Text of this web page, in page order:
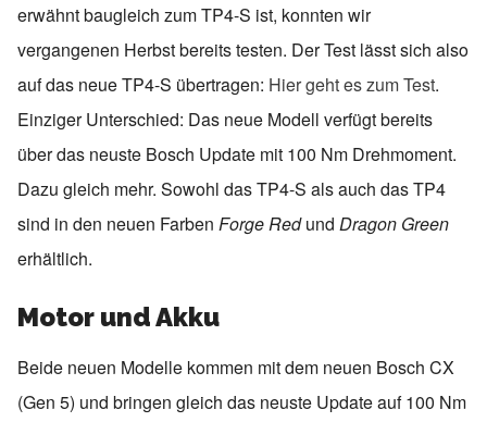
erwähnt baugleich zum TP4-S ist, konnten wir
vergangenen Herbst bereits testen. Der Test lässt sich also
auf das neue TP4-S übertragen: Hier geht es zum Test.
Einziger Unterschied: Das neue Modell verfügt bereits
über das neuste Bosch Update mit 100 Nm Drehmoment.
Dazu gleich mehr. Sowohl das TP4-S als auch das TP4
sind in den neuen Farben Forge Redund Dragon Green
erhältlich.
Motor und Akku
Beide neuen Modelle kommen mit dem neuen Bosch CX
(Gen 5) und bringen gleich das neuste Update auf 100 Nm